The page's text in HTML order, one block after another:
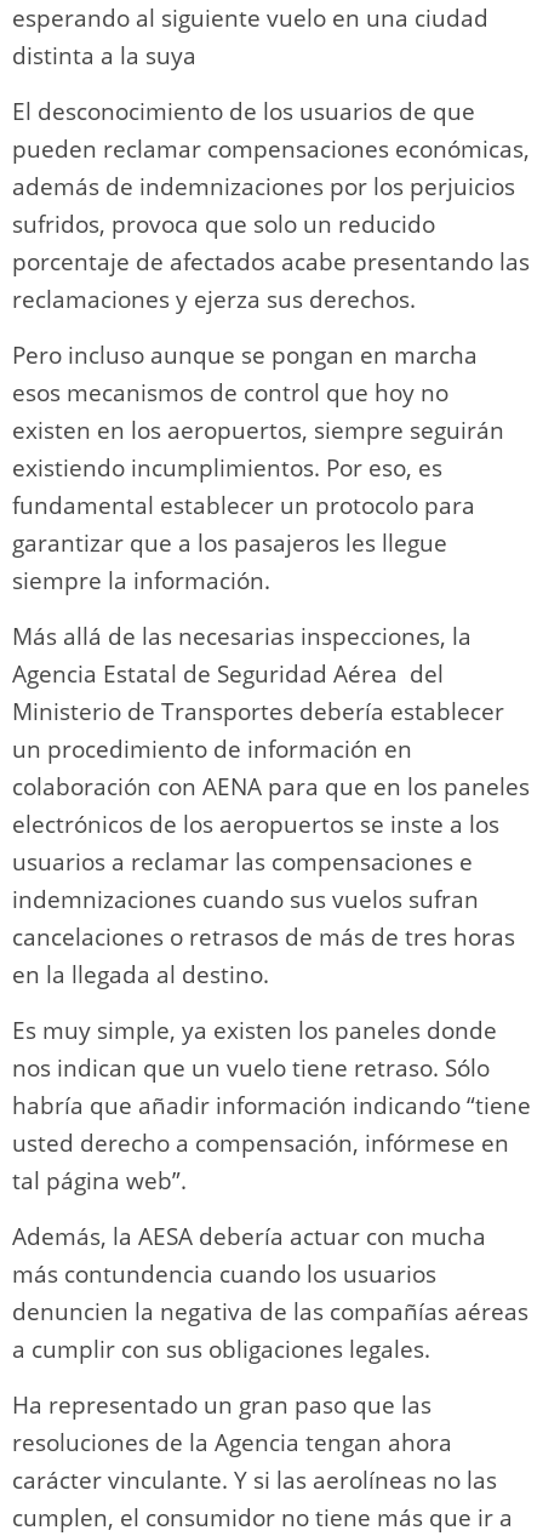
esperando al siguiente vuelo en una ciudad
distinta a la suya
El desconocimiento de los usuarios de que
pueden reclamar compensaciones económicas,
además de indemnizaciones por los perjuicios
sufridos, provoca que solo un reducido
porcentaje de afectados acabe presentando las
reclamaciones y ejerza sus derechos.
Pero incluso aunque se pongan en marcha
esos mecanismos de control que hoy no
existen en los aeropuertos, siempre seguirán
existiendo incumplimientos. Por eso, es
fundamental establecer un protocolo para
garantizar que a los pasajeros les llegue
siempre la información.
Más allá de las necesarias inspecciones, la
Agencia Estatal de Seguridad Aérea del
Ministerio de Transportes debería establecer
un procedimiento de información en
colaboración con AENA para que en los paneles
electrónicos de los aeropuertos se inste a los
usuarios a reclamar las compensaciones e
indemnizaciones cuando sus vuelos sufran
cancelaciones o retrasos de más de tres horas
en la llegada al destino.
Es muy simple, ya existen los paneles donde
nos indican que un vuelo tiene retraso. Sólo
habría que añadir información indicando “tiene
usted derecho a compensación, infórmese en
tal página web”.
Además, la AESA debería actuar con mucha
más contundencia cuando los usuarios
denuncien la negativa de las compañías aéreas
a cumplir con sus obligaciones legales.
Ha representado un gran paso que las
resoluciones de la Agencia tengan ahora
carácter vinculante. Y si las aerolíneas no las
cumplen, el consumidor no tiene más que ir a